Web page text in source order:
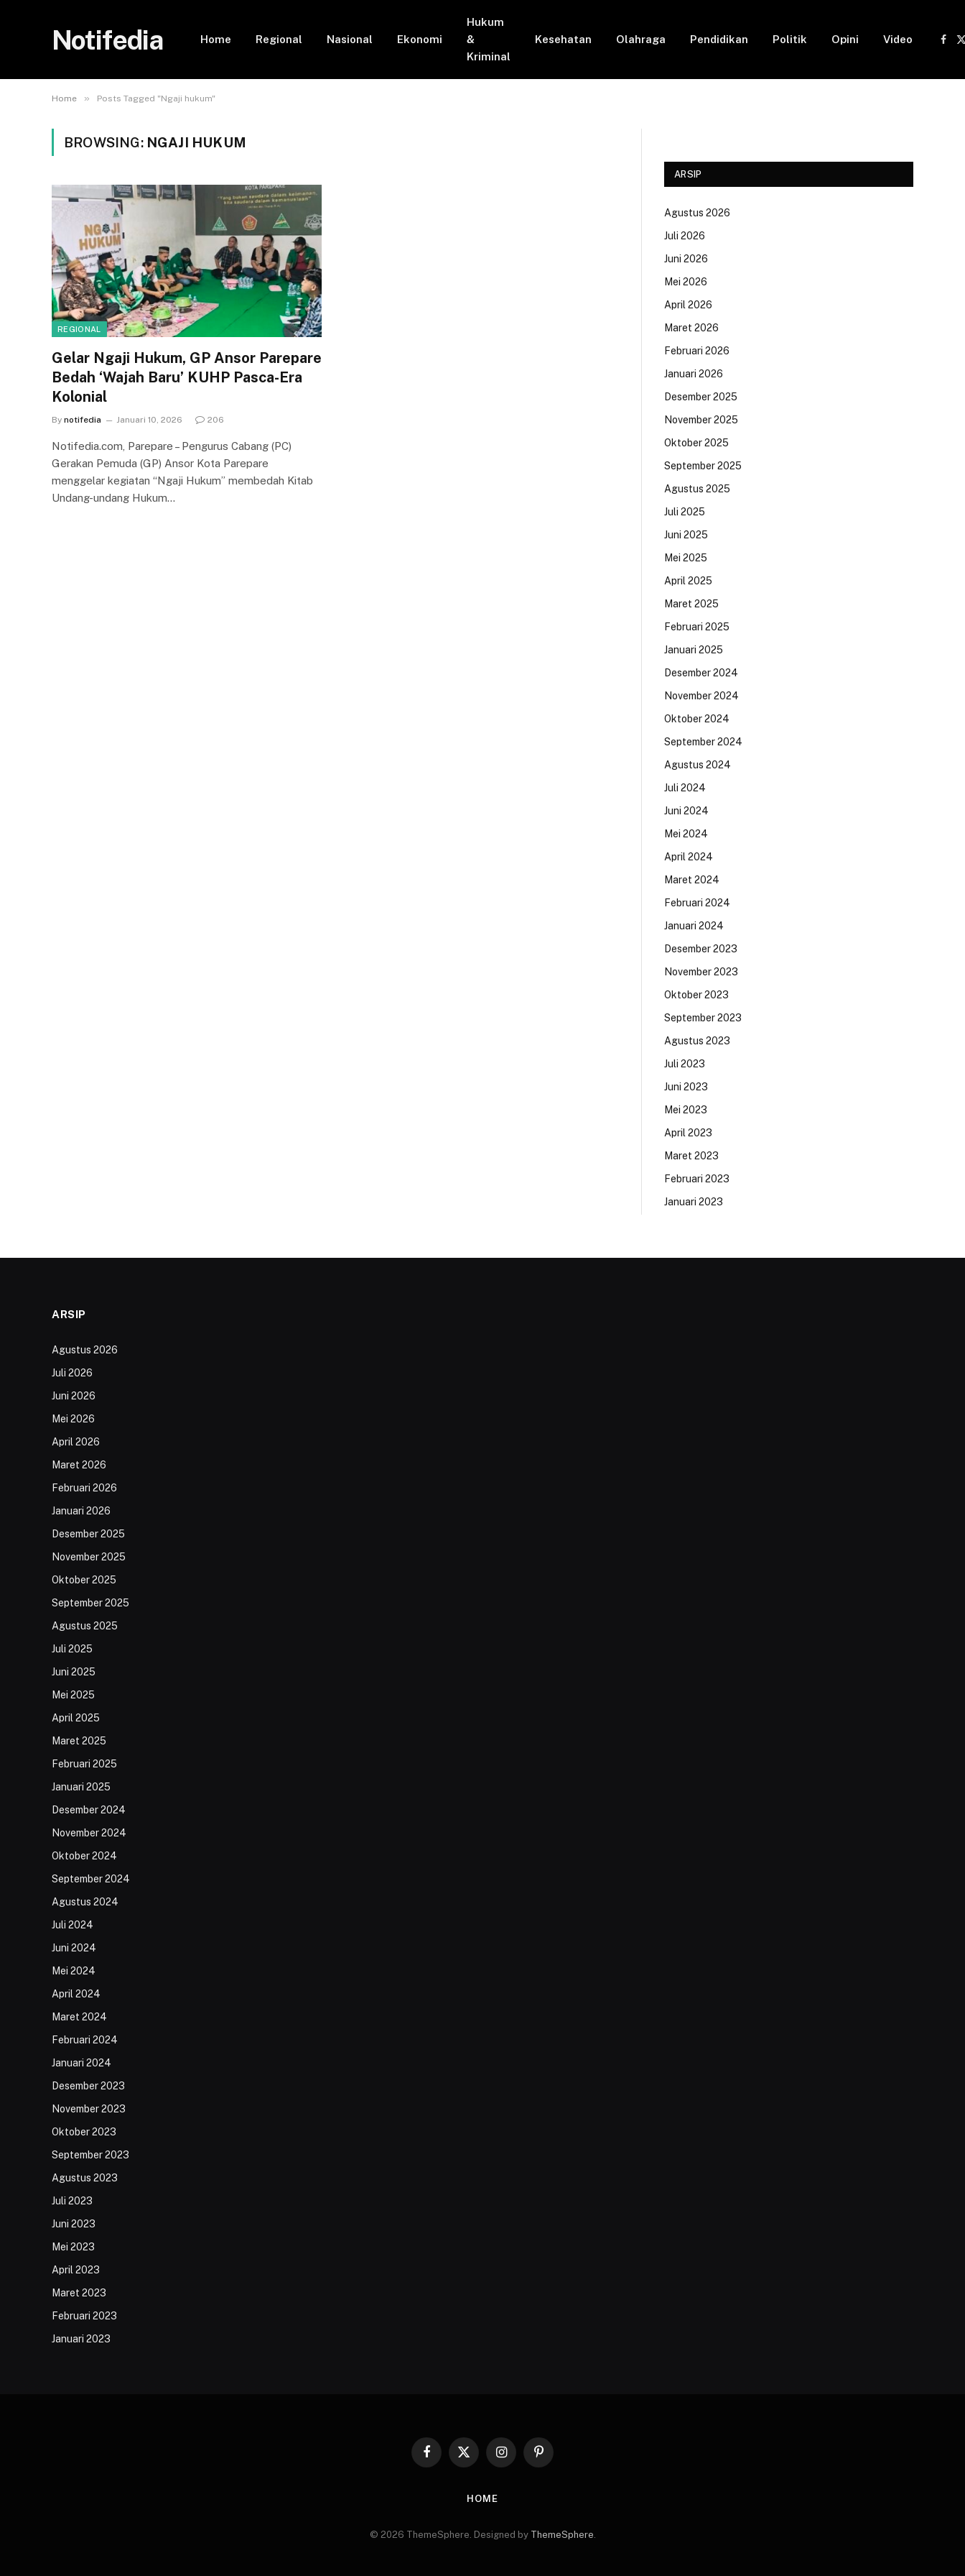
Notifedia Home Regional Nasional Ekonomi
Hukum
&
Kriminal
Kesehatan Olahraga Pendidikan Politik Opini Video
Home » Posts Tagged "Ngaji hukum"
BROWSING: NGAJI HUKUM
REGIONAL
Gelar Ngaji Hukum, GP Ansor Parepare
Bedah ‘Wajah Baru’ KUHP Pasca-Era
Kolonial
By notifedia Januari 10, 2026 206
Notifedia.com, Parepare – Pengurus Cabang (PC)
Gerakan Pemuda (GP) Ansor Kota Parepare
menggelar kegiatan “Ngaji Hukum” membedah Kitab
Undang-undang Hukum…
ARSIP
Agustus 2026
Juli 2026
Juni 2026
Mei 2026
April 2026
Maret 2026
Februari 2026
Januari 2026
Desember 2025
November 2025
Oktober 2025
September 2025
Agustus 2025
Juli 2025
Juni 2025
Mei 2025
April 2025
Maret 2025
Februari 2025
Januari 2025
Desember 2024
November 2024
Oktober 2024
September 2024
Agustus 2024
Juli 2024
Juni 2024
Mei 2024
April 2024
Maret 2024
Februari 2024
Januari 2024
Desember 2023
November 2023
Oktober 2023
September 2023
Agustus 2023
Juli 2023
Juni 2023
Mei 2023
April 2023
Maret 2023
Februari 2023
Januari 2023
ARSIP
Agustus 2026
Juli 2026
Juni 2026
Mei 2026
April 2026
Maret 2026
Februari 2026
Januari 2026
Desember 2025
November 2025
Oktober 2025
September 2025
Agustus 2025
Juli 2025
Juni 2025
Mei 2025
April 2025
Maret 2025
Februari 2025
Januari 2025
Desember 2024
November 2024
Oktober 2024
September 2024
Agustus 2024
Juli 2024
Juni 2024
Mei 2024
April 2024
Maret 2024
Februari 2024
Januari 2024
Desember 2023
November 2023
Oktober 2023
September 2023
Agustus 2023
Juli 2023
Juni 2023
Mei 2023
April 2023
Maret 2023
Februari 2023
Januari 2023
Facebook
X
InstagramPinterest
HOME
© 2026 ThemeSphere. Designed by ThemeSphere.